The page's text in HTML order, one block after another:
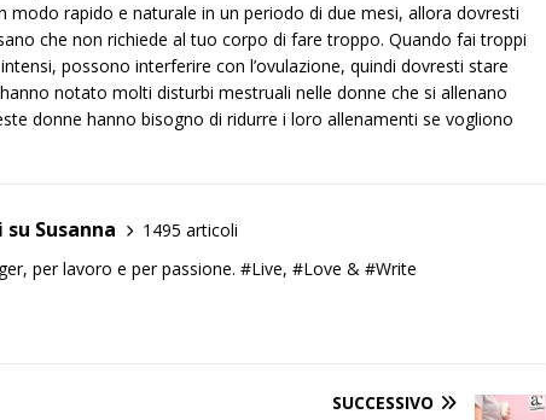
modo rapido e naturale in un periodo di due mesi, allora dovresti
che non richiede al tuo corpo di fare troppo. Quando fai troppi
possono interferire con l’ovulazione, quindi dovresti stare
notato molti disturbi mestruali nelle donne che si allenano
donne hanno bisogno di ridurre i loro allenamenti se vogliono
Susanna
1495 articoli
per lavoro e per passione. #Live, #Love & #Write
SUCCESSIVO